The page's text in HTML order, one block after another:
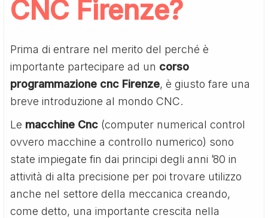
CNC Firenze?
Prima di entrare nel merito del perché è
importante partecipare ad un corso
programmazione cnc Firenze, è giusto fare una
breve introduzione al mondo CNC.
Le macchine Cnc (computer numerical control
ovvero macchine a controllo numerico) sono
state impiegate fin dai principi degli anni ’80 in
attività di alta precisione per poi trovare utilizzo
anche nel settore della meccanica creando,
come detto, una importante crescita nella